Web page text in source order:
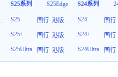
...
...
...
S25系列 S25Edge
S25 国行 港版 ...
S25+
国行 港版 ...
S25Ultra
国行 港版 ...
S24系列
S24 国行
S24+
国行
S24Ultra
国行